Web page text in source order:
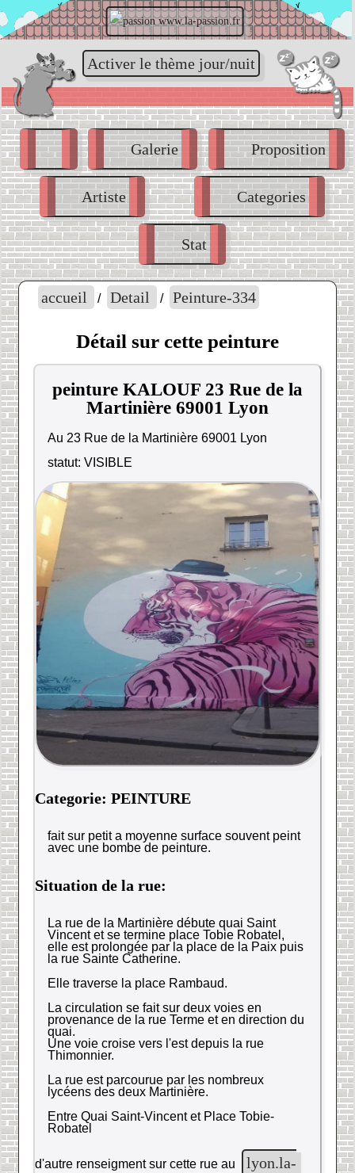
www.la-passion.fr
Activer le thème jour/nuit
Galerie Proposition
Artiste Categories
Stat
accueil / Detail / Peinture-334
Détail sur cette peinture
peinture KALOUF 23 Rue de la
Martinière 69001 Lyon
Au 23 Rue de la Martinière 69001 Lyon
statut: VISIBLE
Categorie: PEINTURE
fait sur petit a moyenne surface souvent peint
avec une bombe de peinture.
Situation de la rue:
La rue de la Martinière débute quai Saint
Vincent et se termine place Tobie Robatel,
elle est prolongée par la place de la Paix puis
la rue Sainte Catherine.
Elle traverse la place Rambaud.
La circulation se fait sur deux voies en
provenance de la rue Terme et en direction du
quai.
Une voie croise vers l'est depuis la rue
Thimonnier.
La rue est parcourue par les nombreux
lycéens des deux Martinière.
Entre Quai Saint-Vincent et Place Tobie-
Robatel
d'autre renseigment sur cette rue au
lyon.la-